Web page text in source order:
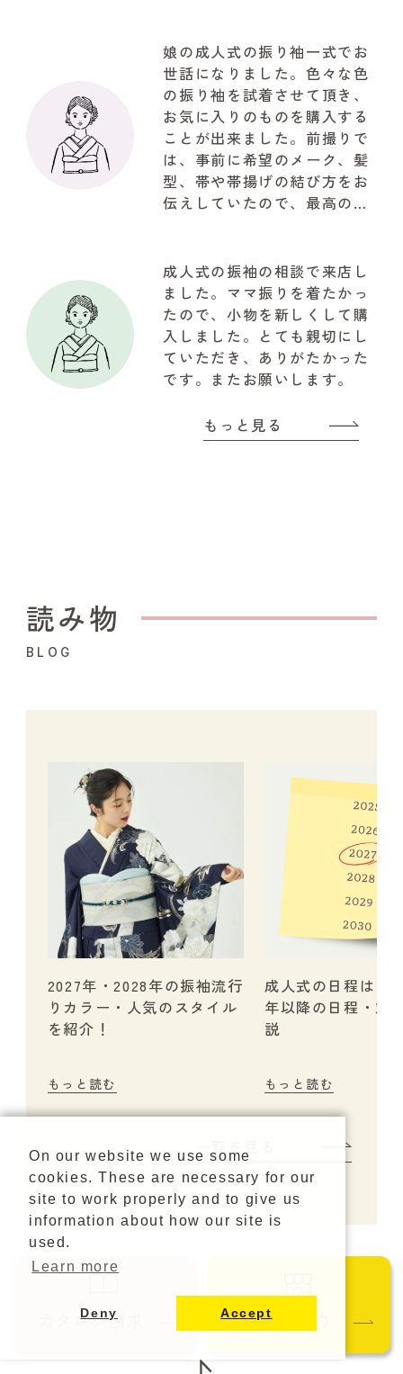
カタログ請求 ご来店予約
娘の成人式の振り袖一式でお
世話になりました。色々な色
の振り袖を試着させて頂き、
お気に入りのものを購入する
ことが出来ました。前撮りで
は、事前に希望のメーク、髪
型、帯や帯揚げの結び方をお
伝えしていたので、最高の仕
以上の写真が取れて大満足で
した。関わって下さいました
『やまと』のスタッフの皆様
に感謝でいっぱいです!!!有難
うございました
成人式の振袖の相談で来店し
ました。ママ振りを着たかっ
たので、小物を新しくして購
入しました。とても親切にし
ていただき、ありがたかった
です。またお願いします。
もっと見る
読み物
BLOG
2027年・2028年の振袖流行
りカラー・人気のスタイル
を紹介！
もっと読む
成人式の日程はい
年以降の日程・対
説
もっと読む
On our website we use some
cookies. These are necessary for our
site to work properly and to give us
information about how our site is
used.
Learn more
Deny Accept